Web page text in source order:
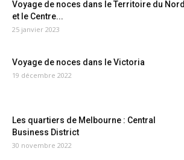
Voyage de noces dans le Territoire du Nord
et le Centre...
25 janvier 2023
Voyage de noces dans le Victoria
19 décembre 2022
Les quartiers de Melbourne : Central
Business District
30 novembre 2022